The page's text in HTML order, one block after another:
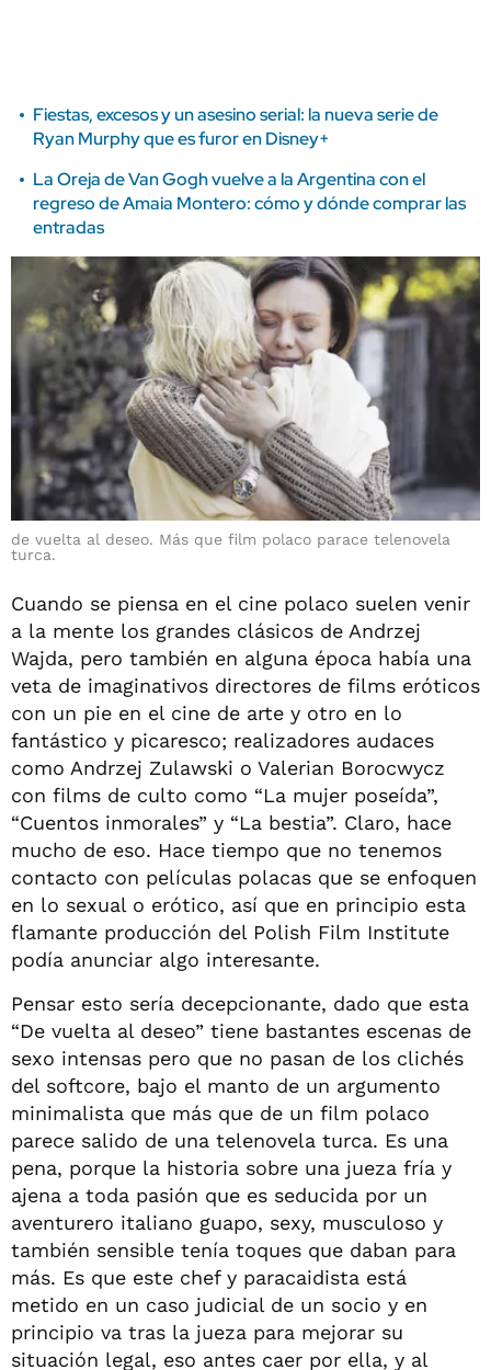
Fiestas, excesos y un asesino serial: la nueva serie de
Ryan Murphy que es furor en Disney+
La Oreja de Van Gogh vuelve a la Argentina con el
regreso de Amaia Montero: cómo y dónde comprar las
entradas
de vuelta al deseo. Más que film polaco parace telenovela
turca.
Cuando se piensa en el cine polaco suelen venir
a la mente los grandes clásicos de Andrzej
Wajda, pero también en alguna época había una
veta de imaginativos directores de films eróticos
con un pie en el cine de arte y otro en lo
fantástico y picaresco; realizadores audaces
como Andrzej Zulawski o Valerian Borocwycz
con films de culto como “La mujer poseída”,
“Cuentos inmorales” y “La bestia”. Claro, hace
mucho de eso. Hace tiempo que no tenemos
contacto con películas polacas que se enfoquen
en lo sexual o erótico, así que en principio esta
flamante producción del Polish Film Institute
podía anunciar algo interesante.
Pensar esto sería decepcionante, dado que esta
“De vuelta al deseo” tiene bastantes escenas de
sexo intensas pero que no pasan de los clichés
del softcore, bajo el manto de un argumento
minimalista que más que de un film polaco
parece salido de una telenovela turca. Es una
pena, porque la historia sobre una jueza fría y
ajena a toda pasión que es seducida por un
aventurero italiano guapo, sexy, musculoso y
también sensible tenía toques que daban para
más. Es que este chef y paracaidista está
metido en un caso judicial de un socio y en
principio va tras la jueza para mejorar su
situación legal, eso antes caer por ella, y al